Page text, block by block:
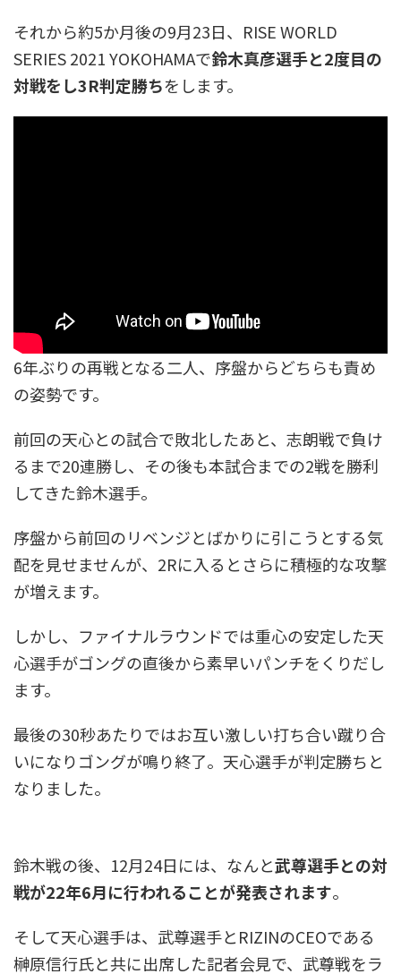
それから約5か月後の9月23日、RISE WORLD
SERIES 2021 YOKOHAMAで鈴木真彦選手と2度目の
対戦をし3R判定勝ちをします。
6年ぶりの再戦となる二人、序盤からどちらも責め
の姿勢です。
前回の天心との試合で敗北したあと、志朗戦で負け
るまで20連勝し、その後も本試合までの2戦を勝利
してきた鈴木選手。
序盤から前回のリベンジとばかりに引こうとする気
配を見せませんが、2Rに入るとさらに積極的な攻撃
が増えます。
しかし、ファイナルラウンドでは重心の安定した天
心選手がゴングの直後から素早いパンチをくりだし
ます。
最後の30秒あたりではお互い激しい打ち合い蹴り合
いになりゴングが鳴り終了。天心選手が判定勝ちと
なりました。
鈴木戦の後、12月24日には、なんと武尊選手との対
戦が22年6月に行われることが発表されます。
そして天心選手は、武尊選手とRIZINのCEOである
榊原信行氏と共に出席した記者会見で、武尊戦をラ